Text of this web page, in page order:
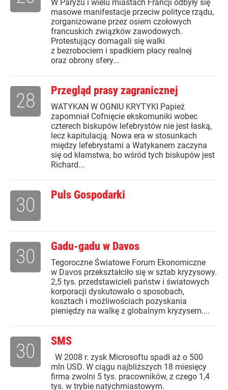
W Paryżu i wielu miastach Francji odbyły się
masowe manifestacje przeciw polityce rządu,
zorganizowane przez osiem czołowych
francuskich związków zawodowych.
Protestujący domagali się walki
z bezrobociem i spadkiem płacy realnej
oraz obrony sfery...
Przegląd prasy zagranicznej
WATYKAN W OGNIU KRYTYKI Papież
zapomniał Cofnięcie ekskomuniki wobec
czterech biskupów lefebrystów nie jest łaską,
lecz kapitulacją. Nowa era w stosunkach
między lefebrystami a Watykanem zaczyna
się od kłamstwa, bo wśród tych biskupów jest
Richard...
28
Puls Gospodarki
30
Gadu-gadu w Davos
Tegoroczne Światowe Forum Ekonomiczne
w Davos przekształciło się w sztab kryzysowy.
2,5 tys. przedstawicieli państw i światowych
korporacji dyskutowało o sposobach,
kosztach i możliwościach pozyskania
pieniędzy na walkę z globalnym kryzysem....
30
SMS
W 2008 r. zysk Microsoftu spadł aż o 500
mln USD. W ciągu najbliższych 18 miesięcy
firma zwolni 5 tys. pracowników, z czego 1,4
tys. w trybie natychmiastowym.
30